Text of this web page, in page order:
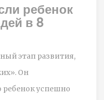
ребенок
в 8
этап развития,
Он
ребенок успешно